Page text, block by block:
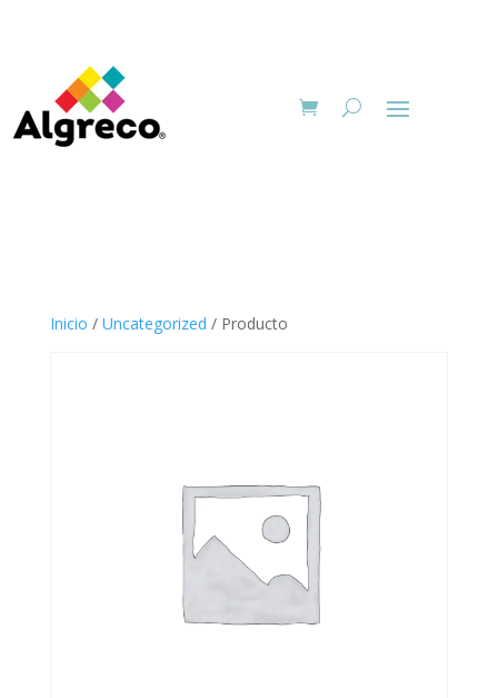
Inicio / Uncategorized / Producto